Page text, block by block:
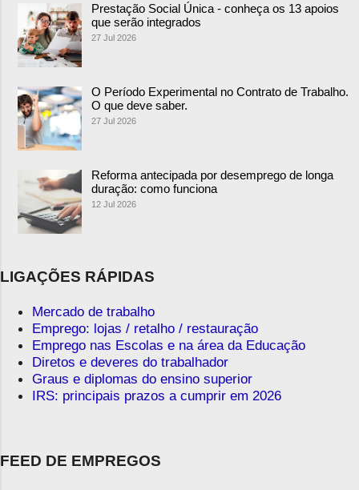
Prestação Social Única - conheça os 13 apoios
que serão integrados
27 Jul 2026
O Período Experimental no Contrato de Trabalho.
O que deve saber.
27 Jul 2026
Reforma antecipada por desemprego de longa
duração: como funciona
12 Jul 2026
LIGAÇÕES RÁPIDAS
Mercado de trabalho
Emprego: lojas / retalho / restauração
Emprego nas Escolas e na área da Educação
Diretos e deveres do trabalhador
Graus e diplomas do ensino superior
IRS: principais prazos a cumprir em 2026
FEED DE EMPREGOS